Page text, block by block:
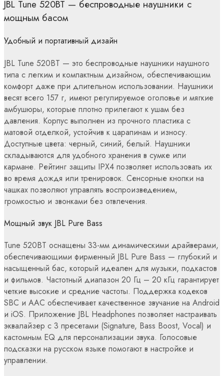
JBL Tune 520BT — беспроводные наушники с
мощным басом
Удобный и портативный дизайн
JBL Tune 520BT — это беспроводные наушники наушного
типа с легким и компактным дизайном, обеспечивающим
комфорт даже при длительном использовании. Наушники
весят всего 157 г, имеют регулируемое оголовье и мягкие
амбушюры, которые плотно прилегают к ушам без
давления. Корпус выполнен из прочного пластика с
матовой отделкой, устойчив к царапинам и износу.
Доступные цвета: черный, синий, белый. Наушники
складываются для удобного хранения в сумке или
кармане. Рейтинг защиты IPX4 позволяет использовать их
во время дождя или тренировок. Сенсорные кнопки на
чашках позволяют управлять воспроизведением,
громкостью и звонками без отвлечения.
Мощный звук JBL Pure Bass
Tune 520BT оснащены 33-мм динамическими драйверами,
обеспечивающими фирменный JBL Pure Bass — глубокий и
насыщенный бас, который идеален для музыки, подкастов
и фильмов. Частотный диапазон 20 Гц – 20 кГц гарантирует
четкие высокие и средние частоты. Поддержка кодеков
SBC и AAC обеспечивает качественное звучание на Android
и iOS. Приложение JBL Headphones позволяет настраивать
эквалайзер с 3 пресетами (Signature, Bass Boost, Vocal) и
кастомным EQ для персонализации звука. Голосовые
подсказки на русском языке помогают в настройке и
управлении.